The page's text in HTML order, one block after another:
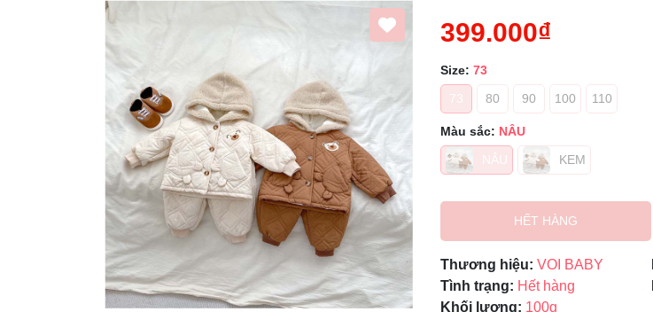
399.000₫
Size: 73
80 90 100 110
Màu sắc: NÂU
KEM
HẾT HÀNG
Thương hiệu: VOI BABY
Tình trạng: Hết hàng
Khối lượng: 100g
Ngày hết hạn:
Điều kiện: